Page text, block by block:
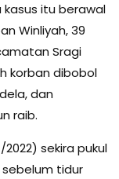
kasus itu berawal
Winliyah, 39
Sragi
korban dibobol
dan
raib.
sekira pukul
sebelum tidur